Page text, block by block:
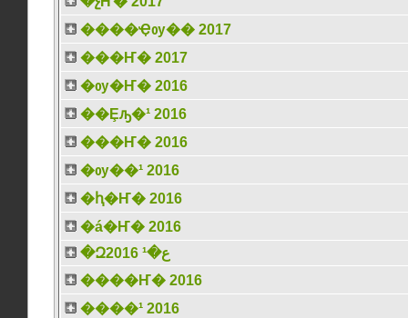
����Ҿѹ�� 2017
���Ҥ� 2017
�ѹ�Ҥ� 2016
��Ȩԡ�¹ 2016
���Ҥ� 2016
�ѹ��¹ 2016
�ԧ�Ҥ� 2016
�á�Ҥ� 2016
�Զع�¹ 2016
����Ҥ� 2016
����¹ 2016